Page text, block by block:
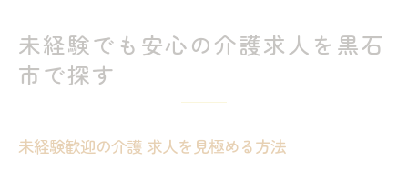
未経験でも安心の介護求人を黒石
市で探す
未経験歓迎の介護 求人を見極める方法